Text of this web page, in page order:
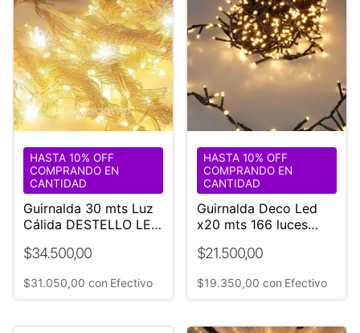
Guirnalda 30 mts Luz
Cálida DESTELLO LED
Vip
$34.500,00
HASTA 10% OFF
COMPRANDO EN
CANTIDAD
$31.050,00 con Efectivo
Guirnalda Deco Led
x20 mts 166 luces
$21.500,00
HASTA 10% OFF
COMPRANDO EN
CANTIDAD
$19.350,00 con Efectivo